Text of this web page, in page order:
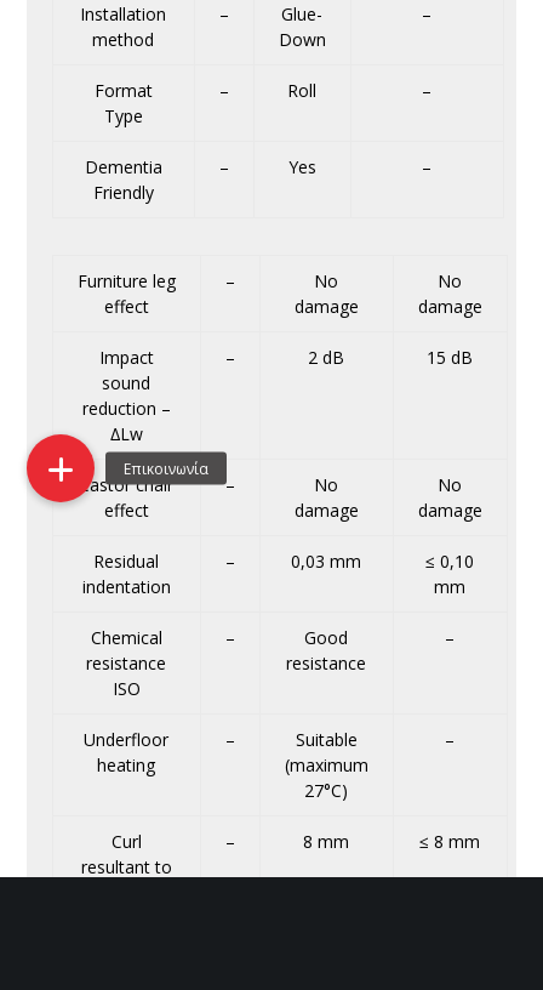
Installation
method
–
Glue-
Down
–
Format
Type
– Roll –
Dementia
Friendly
– Yes –
Furniture leg
effect
–
No
damage
No
damage
Impact
sound
reduction –
∆Lw
– 2 dB 15 dB
Castor chair
effect
–
No
damage
No
damage
Residual
indentation
– 0,03 mm
≤ 0,10
mm
Chemical
resistance
ISO
–
Good
resistance
–
Underfloor
heating
–
Suitable
(maximum
27°C)
–
Curl
resultant to
– 8 mm ≤ 8 mm